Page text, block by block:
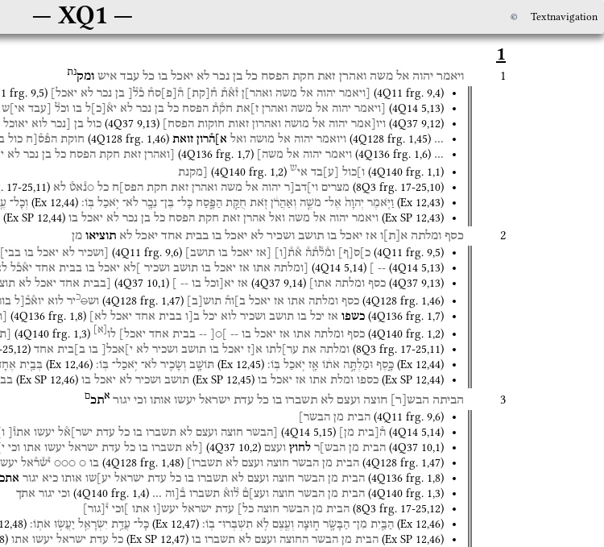
XQ1 © Textnavigation
1
1 ויאמר יהוה אל משה ואהרן זאת חקת הפסח כל בן נכר לא יאכל בו כל עבד איש ומקנת
(4Q11 frg. 9,4) [ויאמר יהוה אל משה ואהר]ן ז֯א֯ת֯ ח֯ קת ה֯ פ סח֯ כ֯ל֯[ בן נכר לא יאכל] frg. 9,5)
(4Q14 5,13) [ויאמר יהוה אל משה ואהרן ז]את חק֯ת֯ הפסח כל בן נכר לא יא֯ כ ל בו וכל֯ [עבד אי]ש
(4Q37 9,12) ויו[אמר יהוה אל מושה ואהרון זאות חוקות הפסח] (4Q37 9,13) כול בן [נכר לוא יאוכל
…
(4Q128 frg. 1,45) ויואמר יהוה אל מושה ואל א]ה֯רון זואת (4Q128 frg. 1,46) חוקת הפ֯ס֯[ח כול
…
(4Q136 frg. 1,6) ויאמר יהוה אל משה] (4Q136 frg. 1,7) [ואהרן זאת חקת הפסח כל בן נכר לא
(4Q140 frg. 1,1) ו]כול ע בד איש (4Q140 frg. 1,2) [מקנת
(8Q3 frg. 17-25,10) מצרים וי]דב[ר יהוה אל משה ואהרן זאת חקת הפס]ח כל ○נ֯אט֯ לא 17-25,11)
(Ex 12,43) וַיֹּ֤אמֶר יְהוָה֙ אֶל־ מֹשֶׁ֣ה וְאַהֲרֹ֔ן זֹ֖את חֻקַּ֣ת הַפָּ֑סַח כָּל־ בֶּן־ נֵכָ֖ר לֹא־ יֹ֥אכַל בּֽוֹ׃ (Ex 12,44) וְכָל־
(Ex SP 12,43) ויאמר יהוה אל משה ואל אהרן זאת חקת הפסח כל בן נכר לא יאכל בו (Ex SP 12,44)
2 כסף ומלתה א ת ו אז יאכל בו תושב ושכיר לא יאכל בו בבית אחד יאכל לא תוציאו מן
(4Q11 frg. 9,5) כ]ס ף ומ֯ל֯ת֯ה֯ א֯ת֯ ו [אז יאכל בו תושב] (4Q11 frg. 9,6) [ושכיר לא יאכל בו
(4Q14 5,13)
--
(4Q14 5,14) [ומלתה אתו אז יאכל בו תושב ושכיר ]לא יאכל בו בבית אחד יא֯כ֯ל
(4Q37 9,13) כסף ומלתה אתו] (4Q37 9,14) אז יא[וכל בו --
(4Q37 10,1) [בבית אחד יאכל לא
(4Q128 frg. 1,46) כסף ומלתה אתו אז יאכל ב]וה֯ תוש ב (4Q128 frg. 1,47) וש○כיר לוא יוא֯כ֯[ל
(4Q136 frg. 1,7) כשפו אז יכל בו תושב ושכיר לוא יכל ב[ו בבית אחד יאכל לא] (4Q136 frg. 1,8)
(4Q140 frg. 1,2) כסף ומלתה אתו אז יאכל בו --
]○[
-- בבית אחד יאכל] לו א (4Q140 frg. 1,3)
(8Q3 frg. 17-25,11) ומלתה את ער]לתו א[ז יאכל בו תושב ושכיר לא י]אכל[ בו ב]בית אחד ,12)
(Ex 12,44) כָּ֑סֶף וּמַלְתָּ֣ה אֹת֔וֹ אָ֖ז יֹ֥אכַל בּֽוֹ׃ (Ex 12,45) תּוֹשָׁ֥ב וְשָׂכִ֖יר לֹא־ יֹ֥אכַל־ בּֽוֹ׃ (Ex 12,46) בְּבַ֤יִת
(Ex SP 12,44) כספו ומלת אתו אז יאכל בו (Ex SP 12,45) תושב ושכיר לא יאכל בו (Ex SP 12,46)
3 הביתה הבש ר חוצה ועצם לא תשברו בו כל עדת ישראל יעשו אותו וכי יגור אתכם
(4Q11 frg. 9,6) הבית מן הבשר]
(4Q14 5,14) ה֯[בית מן] (4Q14 5,15) [הבשר חוצה ועצם לא תשברו בו כל עדת ישר]א֯ל יעשו אתו֯[
(4Q37 10,1) הבית מן הבש]ר לחוץ ועצם (4Q37 10,2) [לא תשברו בו כל עדת ישראל יעשו אתו וכי
(4Q128 frg. 1,47) הבית מן הבשר חוצה ועצם לא תשברו] (4Q128 frg. 1,48) בו ○
○○○ י֯ש֯ר֯אל
(4Q136 frg. 1,8) הבית מן הבשר חוצה ועצם לא תשברו בו כל עדת ישראל יע]שו אותו כיא יגור
(4Q140 frg. 1,3) הבית מן הבשר חוצה ועצ]ם֯ ל֯וא֯ תשברו ב֯[וה …
(4Q140 frg. 1,4) וכי יגור אתך
(8Q3 frg. 17-25,12) הבית מן הבשר חוצה כל] עדת ישראל יעש[ו אתו ]וכי י֯ גור
(Ex 12,46) הַבַּ֛יִת מִן־ הַבָּשָׂ֖ר ח֑וּצָה וְעֶ֖צֶם לֹ֥א תִשְׁבְּרוּ־ בֽוֹ׃ (Ex 12,47) כָּל־ עֲדַ֥ת יִשְׂרָאֵ֖ל יַעֲשׂ֥וּ אֹתֽוֹ׃ 12,48)
(Ex SP 12,46) הבית מן הבשר החוצה ועצם לא תשברו בו (Ex SP 12,47) כל עדת ישראל יעשו אתו )